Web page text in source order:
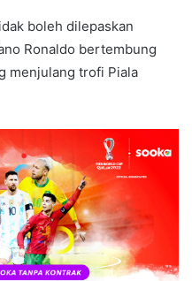
boleh dilepaskan
Ronaldo bertembung
menjulang trofi Piala